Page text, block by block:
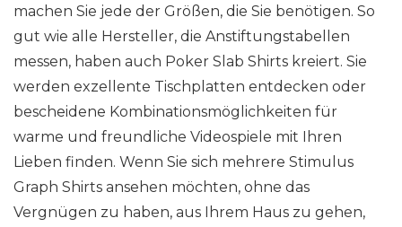
machen Sie jede der Größen, die Sie benötigen. So
gut wie alle Hersteller, die Anstiftungstabellen
messen, haben auch Poker Slab Shirts kreiert. Sie
werden exzellente Tischplatten entdecken oder
bescheidene Kombinationsmöglichkeiten für
warme und freundliche Videospiele mit Ihren
Lieben finden. Wenn Sie sich mehrere Stimulus
Graph Shirts ansehen möchten, ohne das
Vergnügen zu haben, aus Ihrem Haus zu gehen,